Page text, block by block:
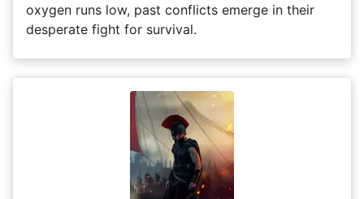
oxygen runs low, past conflicts emerge in their
desperate fight for survival.